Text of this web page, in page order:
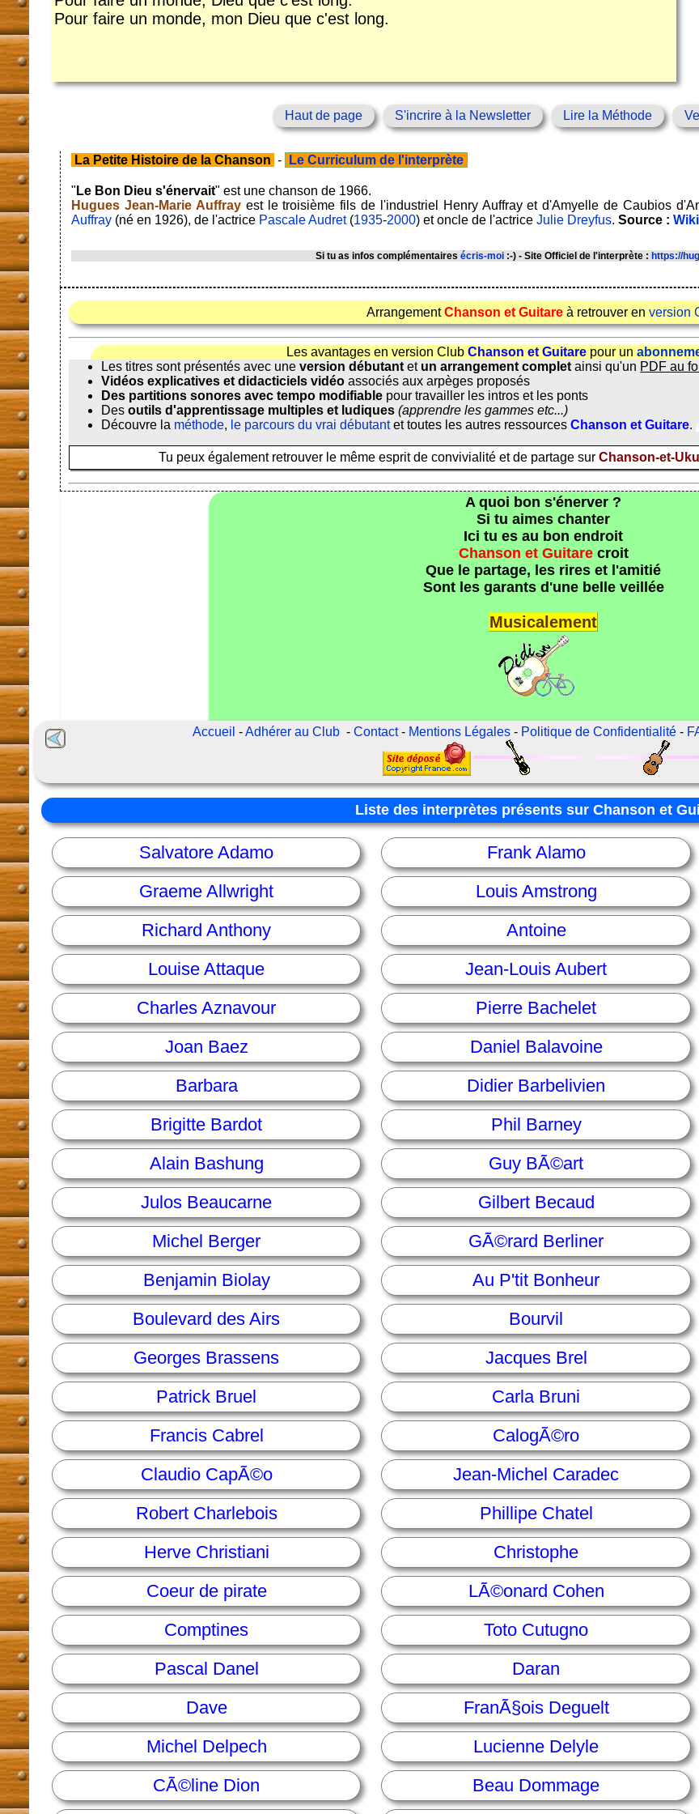
Pour faire un monde, mon Dieu que c'est long.
Haut de page S'incrire à la Newsletter Lire la Méthode
La Petite Histoire de la Chanson - Le Curriculum de l'interprète
" Le Bon Dieu s'énervait" est une chanson de 1966.
Hugues Jean-Marie Auffray est le troisième fils de l'industriel Henry Auffray et d'Amyelle de Caubios
Auffray (né en 1926), de l'actrice Pascale Audret(1935-2000) et oncle de l'actriceJulie Dreyfus.Source :
Si tu as infos complémentairesécris-moi :-) - Site Officiel de l'interprète :https://
ArrangementChanson et Guitareà retrouver en version
Les avantages en version ClubChanson et Guitare pour un
Les titres sont présentés avec uneversion débutant et un arrangement complet ainsi qu'un PDF au
Vidéos explicatives et didacticiels vidéo associés aux arpèges proposés
Des partitions sonores avec tempo modifiable pour travailler les intros et les ponts
Desoutils d'apprentissage multiples et ludiques (apprendre les gammes etc...)
Découvre la méthode, le parcours du vrai débutantet toutes les autres ressourcesChanson et Guitare.
Tu peux également retrouver le même esprit de convivialité et de partage sur Chanson-et-
A quoi bon s'énerver ?
Si tu aimes chanter
Ici tu es au bon endroit
Chanson et Guitarecroit
Que le partage, les rires et l'amitié
Sont les garants d'une belle veillée
Musicalement
Accueil -Adhérer au Club -Contact- Mentions Légales - Politique de Confidentialité -
Liste des interprètes présents sur Chanson et
Salvatore Adamo Frank Alamo
Graeme Allwright
Louis Amstrong
Richard Anthony
Antoine
Louise Attaque
Jean-Louis Aubert
Charles Aznavour
Pierre Bachelet
Joan Baez
Daniel Balavoine
Barbara
Didier Barbelivien
Brigitte Bardot
Phil Barney
Alain Bashung
Guy BÃ©art
Julos Beaucarne
Gilbert Becaud
Michel Berger
GÃ©rard Berliner
Benjamin Biolay
Au P'tit Bonheur
Boulevard des Airs
Bourvil
Georges Brassens
Jacques Brel
Patrick Bruel
Carla Bruni
Francis Cabrel
CalogÃ©ro
Claudio CapÃ©o
Jean-Michel Caradec
Robert Charlebois
Phillipe Chatel
Herve Christiani
Christophe
Coeur de pirate
LÃ©onard Cohen
Comptines
Toto Cutugno
Pascal Danel
Daran
Dave
FranÃ§ois Deguelt
Michel Delpech
Lucienne Delyle
CÃ©line Dion
Beau Dommage